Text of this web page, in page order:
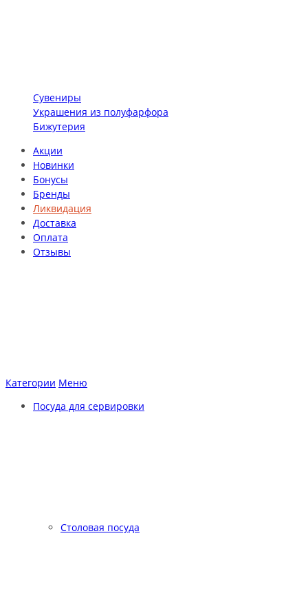
Сувениры
Украшения из полуфарфора
Бижутерия
Акции
Новинки
Бонусы
Бренды
Ликвидация
Доставка
Оплата
Отзывы
Категории Меню
Посуда для сервировки
Столовая посуда